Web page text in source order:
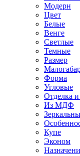
Модерн
Цвет
Белые
Венге
Светлые
Темные
Размер
Форма
Угловые
Отделка
Из МДФ
Купе
Эконом